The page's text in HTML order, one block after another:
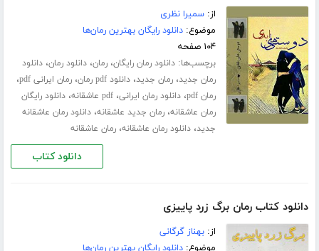
از:سمیرا نظری
موضوع:دانلود رایگان بهترین رمان‌ها
۱۰۴ صفحه
برچسب‌ها:دانلود رمان رایگان،رمان،دانلود رمان،دانلود
رمان جدید،رمان جدید،دانلود pdf رمان ،رمان ایرانی pdf ،
رمان pdf ،دانلود رمان ایرانی،pdf عاشقانه ،دانلود رایگان
رمان عاشقانه،رمان جدید عاشقانه،دانلود رمان عاشقانه
جدید،دانلود رمان عاشقانه،رمان عاشقانه
دانلود کتاب
دانلود کتاب رمان برگ زرد پاییزی
از:بهناز گرگانی